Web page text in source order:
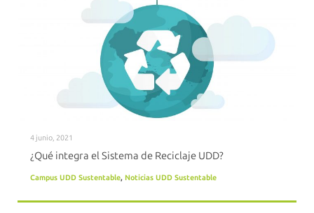
4 junio, 2021
¿Qué integra el Sistema de Reciclaje UDD?
Campus UDD Sustentable, Noticias UDD Sustentable